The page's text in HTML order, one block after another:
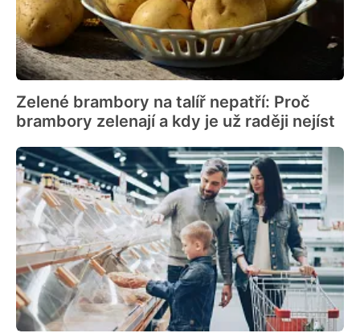
Zelené brambory na talíř nepatří: Proč
brambory zelenají a kdy je už raději nejíst